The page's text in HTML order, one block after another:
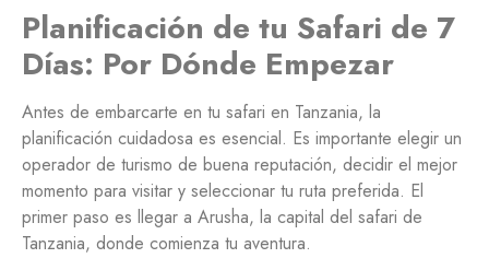
Planificación de tu Safari de 7
Días: Por Dónde Empezar
Antes de embarcarte en tu safari en Tanzania, la
planificación cuidadosa es esencial. Es importante elegir un
operador de turismo de buena reputación, decidir el mejor
momento para visitar y seleccionar tu ruta preferida. El
primer paso es llegar a Arusha, la capital del safari de
Tanzania, donde comienza tu aventura.